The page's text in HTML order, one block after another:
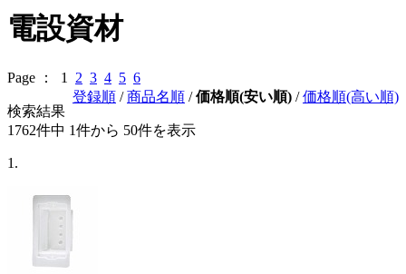
電設資材
Page ： 1 2 3 4 5 6
登録順 /商品名順 /価格順(安い順) /価格順(高い順)
検索結果
1762件中 1件から 50件を表示
1.